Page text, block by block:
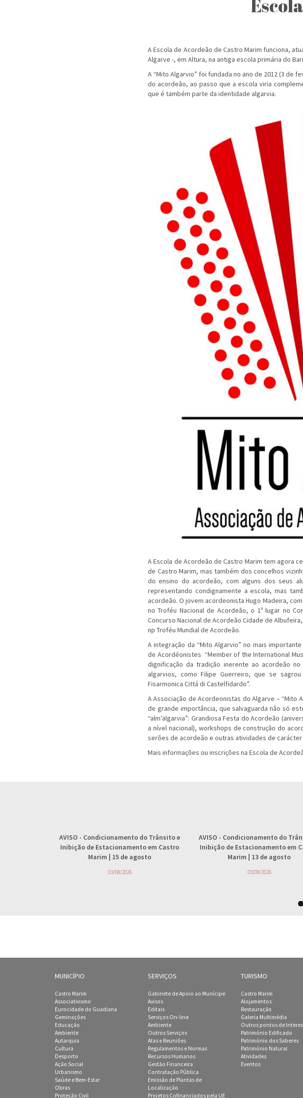
A Escola de Acordeão de Castro Marim funciona,
Algarve -, em Altura, na antiga escola primária do
A “Mito Algarvio” foi fundada no ano de 2012 (3
do acordeão, ao passo que a escola viria
que é também parte da identidade algarvia.
A Escola de Acordeão de Castro Marim tem agora
de Castro Marim, mas também dos concelhos
do ensino do acordeão, com alguns dos seus
representando condignamente a escola, mas
acordeão. O jovem acordeonista Hugo Madeira,
no Troféu Nacional de Acordeão, o 1º lugar no
Concurso Nacional de Acordeão Cidade de
np Troféu Mundial de Acordeão.
A integração da “Mito Algarvio” no mais
de Acordéonistes “Member of the International
dignificação da tradição inerente ao acordeão
algarvios, como Filipe Guerreiro, que se
Fisarmonica Cittá di Castelfidardo”.
A Associação de Acordeonistas do Algarve – “Mito
de grande importância, que salvaguarda não só
“alm’algarvia”: Grandiosa Festa do Acordeão
a nível nacional), workshops de construção do
serões de acordeão e outras atividades de carácter
Mais informações ou inscrições na Escola de
AVISO - Condicionamento do Trânsito e
Inibição de Estacionamento em Castro
Marim | 15 de agosto
03/08/2026
AVISO - Condicionamento do
Inibição de Estacionamento em
Marim | 13 de agosto
03/08/2026
MUNICÍPIO
Castro Marim
Associativismo
Eurocidade do Guadiana
Geminações
Educação
Ambiente
Autarquia
Cultura
Desporto
Ação Social
Urbanismo
Saúde e Bem-Estar
Obras
Proteção Civil
SERVIÇOS
Gabinete de Apoio ao Munícipe
Avisos
Editais
Serviços On-line
Ambiente
Outros Serviços
Atas e Reuniões
Regulamentos e Normas
Recursos Humanos
Gestão Financeira
Contratação Pública
Emissão de Plantas de
Localização
Projetos Cofinanciados pela UE
TURISMO
Castro Marim
Alojamentos
Restauração
Galeria Multimédia
Outros pontos de
Património Edificado
Património dos Saberes
Património Natural
Atividades
Eventos